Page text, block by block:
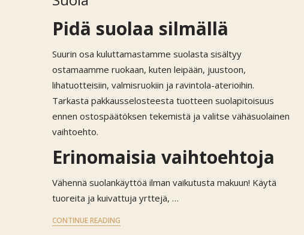
Pidä suolaa silmällä
Suurin osa kuluttamastamme suolasta sisältyy
ostamaamme ruokaan, kuten leipään, juustoon,
lihatuotteisiin, valmisruokiin ja ravintola-aterioihin.
Tarkasta pakkausselosteesta tuotteen suolapitoisuus
ennen ostospäätöksen tekemistä ja valitse vähäsuolainen
vaihtoehto.
Erinomaisia vaihtoehtoja
Vähennä suolankäyttöä ilman vaikutusta makuun! Käytä
tuoreita ja kuivattuja yrttejä, …
CONTINUE READING